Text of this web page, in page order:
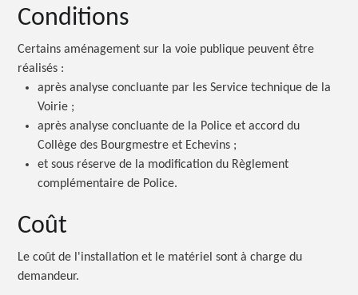
Conditions
Certains aménagement sur la voie publique peuvent être
réalisés :
après analyse concluante par les Service technique de la
Voirie ;
après analyse concluante de la Police et accord du
Collège des Bourgmestre et Echevins ;
et sous réserve de la modification du Règlement
complémentaire de Police.
Coût
Le coût de l'installation et le matériel sont à charge du
demandeur.